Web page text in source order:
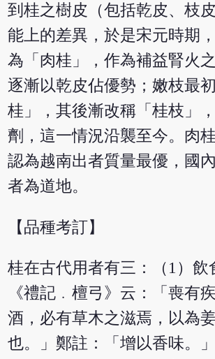
到桂之樹皮（包括乾皮、枝
能上的差異，於是宋元時期
為「肉桂」，作為補益腎火
逐漸以乾皮佔優勢；嫩枝最
桂」，其後漸改稱「桂枝」
劑，這一情況沿襲至今。肉
認為越南出者質量最優，國
者為道地。
【品種考訂】
桂在古代用者有三：（1）飲
《禮記﹒檀弓》云：「喪有
酒，必有草木之滋焉，以為
也。」鄭註：「增以香味。